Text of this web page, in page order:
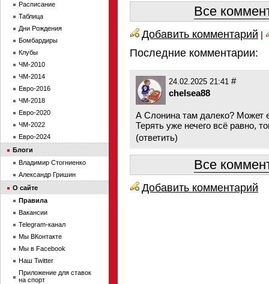
Все
Добавить комментарий |
Последние комментарии:
24.02.2025 21:41 #
chelsea88
А Слонина там далеко? Может
Терять уже нечего всё равно,
(ответить)
Все
Добавить комментарий
Расписание
Таблица
Дни Рождения
Бомбардиры
Клубы
ЧМ-2010
ЧМ-2014
Евро-2016
ЧМ-2018
Евро-2020
ЧМ-2022
Евро-2024
Блоги
Владимир Стогниенко
Александр Гришин
О сайте
Правила
Вакансии
Telegram-канал
Мы ВКонтакте
Мы в Facebook
Наш Twitter
Приложение для ставок
на спорт